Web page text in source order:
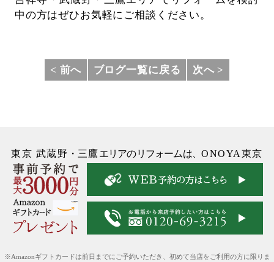
中の方はぜひお気軽にご相談ください。
< 前へ ブログ一覧に戻る 次へ >
東京 武蔵野 ・ 三鷹 エリアのリフォームは、ONOYA東京
※Amazonギフトカードは前日までにご予約いただき、初めて当店をご利用の方に限りま